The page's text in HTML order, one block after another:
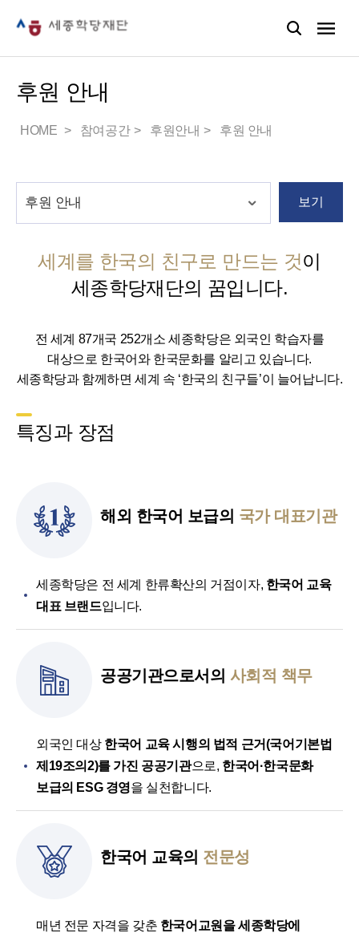
후원 안내
HOME 참여공간 후원안내 후원 안내
보기
세계를 한국의 친구로 만드는 것이
세종학당재단의 꿈입니다.
전 세계 87개국 252개소 세종학당은 외국인 학습자를
대상으로 한국어와 한국문화를 알리고 있습니다.
세종학당과 함께하면 세계 속 ‘한국의 친구들’이 늘어납니다.
특징과 장점
해외 한국어 보급의 국가 대표기관
세종학당은 전 세계 한류확산의 거점이자, 한국어 교육
대표 브랜드입니다.
공공기관으로서의 사회적 책무
외국인 대상 한국어 교육 시행의 법적 근거(국어기본법
제19조의2)를 가진 공공기관으로, 한국어·한국문화
보급의 ESG 경영을 실천합니다.
한국어 교육의 전문성
매년 전문 자격을 갖춘 한국어교원을 세종학당에